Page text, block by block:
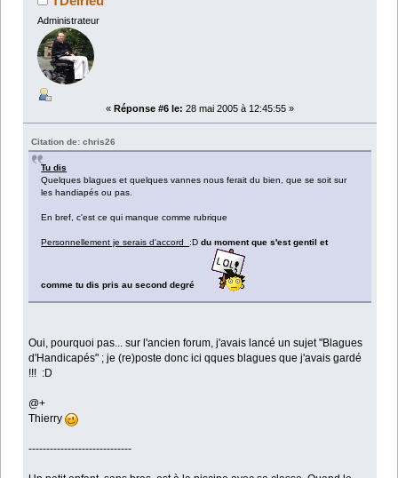
Administrateur
« Réponse #6 le: 28 mai 2005 à 12:45:55 »
Citation de: chris26
Tu dis
Quelques blagues et quelques vannes nous ferait du bien, que se soit sur
les handiapés ou pas.
En bref, c'est ce qui manque comme rubrique
Personnellement je serais d'accord :Ddu moment que s'est gentil et
comme tu dis pris au second degré
Oui, pourquoi pas... sur l'ancien forum, j'avais lancé un sujet "Blagues
d'Handicapés" ; je (re)poste donc ici qques blagues que j'avais gardé
!!! :D
@+
Thierry
-----------------------------